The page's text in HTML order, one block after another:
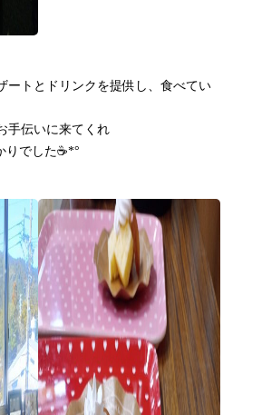
ートとドリンクを提供し、食べてい
手伝いに来てくれ
りでした☕*°